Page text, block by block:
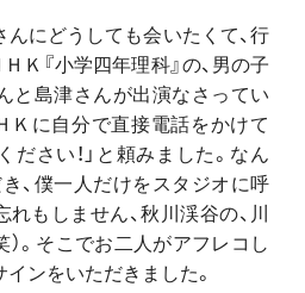
んにどうしても会いたくて、行
Ｋ『小学四年理科』の、男の子
と島津さんが出演なさってい
Ｋに自分で直接電話をかけて
ださい！」と頼みました。なん
、僕一人だけをスタジオに呼
もしません、秋川渓谷の、川
。そこでお二人がアフレコし
ンをいただきました。